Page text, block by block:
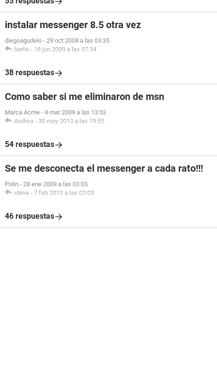
instalar messenger 8.5 otra vez
diegoagudelo - 29 oct 2008 a las 03:35
barlin - 18 jun 2009 a las 07:34
38 respuestas
Como saber si me eliminaron de msn
Marca Acme - 4 mar 2009 a las 13:53
Andrea - 30 may 2013 a las 19:55
54 respuestas
Se me desconecta el messenger a cada rato!!!
Polin - 28 ene 2009 a las 03:03
steve - 7 feb 2013 a las 02:03
46 respuestas